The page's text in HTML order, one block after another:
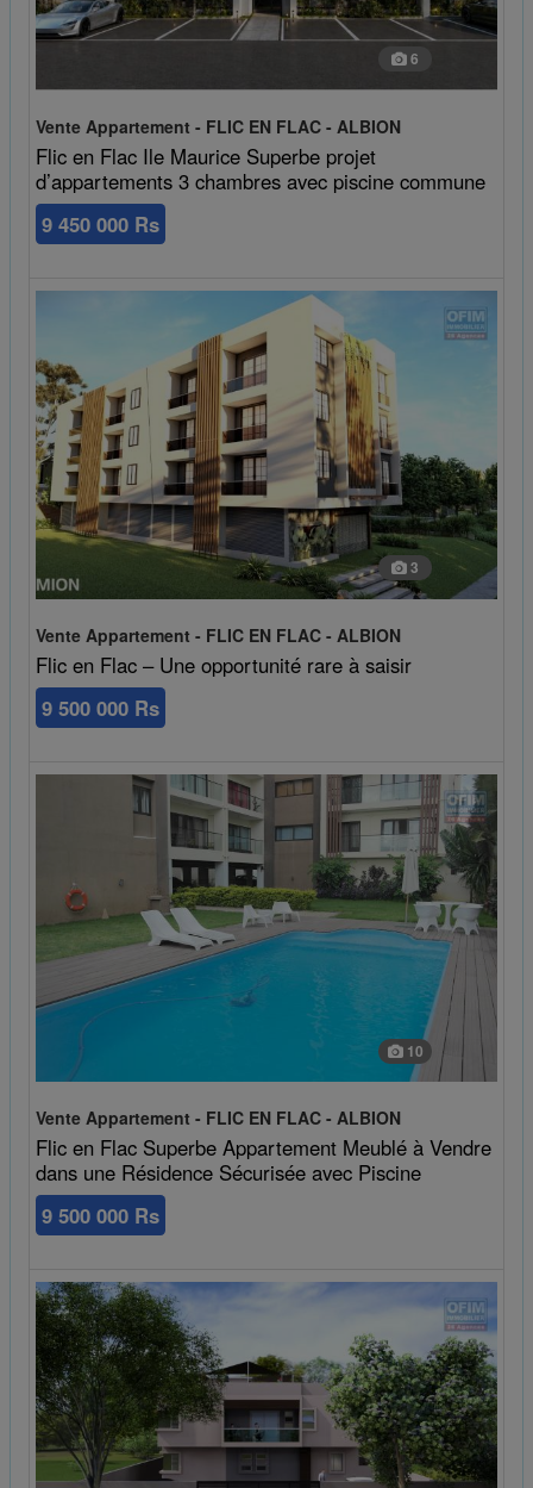
6
Vente Appartement - FLIC EN FLAC - ALBION
Flic en Flac Ile Maurice Superbe projet
d’appartements 3 chambres avec piscine commune
9 450 000 Rs
3
Vente Appartement - FLIC EN FLAC - ALBION
Flic en Flac – Une opportunité rare à saisir
9 500 000 Rs
10
Vente Appartement - FLIC EN FLAC - ALBION
Flic en Flac Superbe Appartement Meublé à Vendre
dans une Résidence Sécurisée avec Piscine
9 500 000 Rs